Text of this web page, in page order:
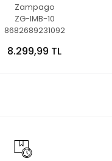
Zampago
ZG-IMB-10
8682689231092
8.299,99 TL